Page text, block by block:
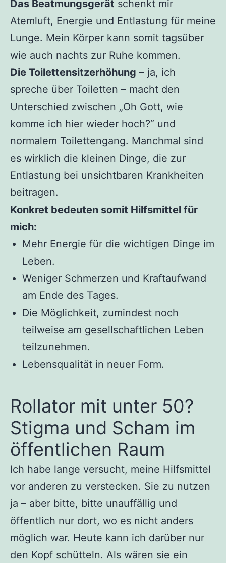
Das Beatmungsgerät schenkt mir
Atemluft, Energie und Entlastung für meine
Lunge. Mein Körper kann somit tagsüber
wie auch nachts zur Ruhe kommen.
Die Toilettensitzerhöhung – ja, ich
spreche über Toiletten – macht den
Unterschied zwischen „Oh Gott, wie
komme ich hier wieder hoch?“ und
normalem Toilettengang. Manchmal sind
es wirklich die kleinen Dinge, die zur
Entlastung bei unsichtbaren Krankheiten
beitragen.
Konkret bedeuten somit Hilfsmittel für
mich:
Mehr Energie für die wichtigen Dinge im
Leben.
Weniger Schmerzen und Kraftaufwand
am Ende des Tages.
Die Möglichkeit, zumindest noch
teilweise am gesellschaftlichen Leben
teilzunehmen.
Lebensqualität in neuer Form.
Rollator mit unter 50?
Stigma und Scham im
öffentlichen Raum
Ich habe lange versucht, meine Hilfsmittel
vor anderen zu verstecken. Sie zu nutzen
ja – aber bitte, bitte unauffällig und
öffentlich nur dort, wo es nicht anders
möglich war. Heute kann ich darüber nur
den Kopf schütteln. Als wären sie ein